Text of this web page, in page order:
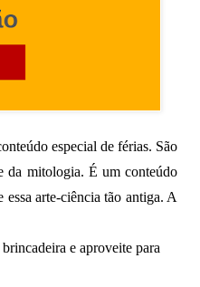
especial de férias. São
da mitologia. É um conteúdo
arte-ciência tão antiga. A
e aproveite para